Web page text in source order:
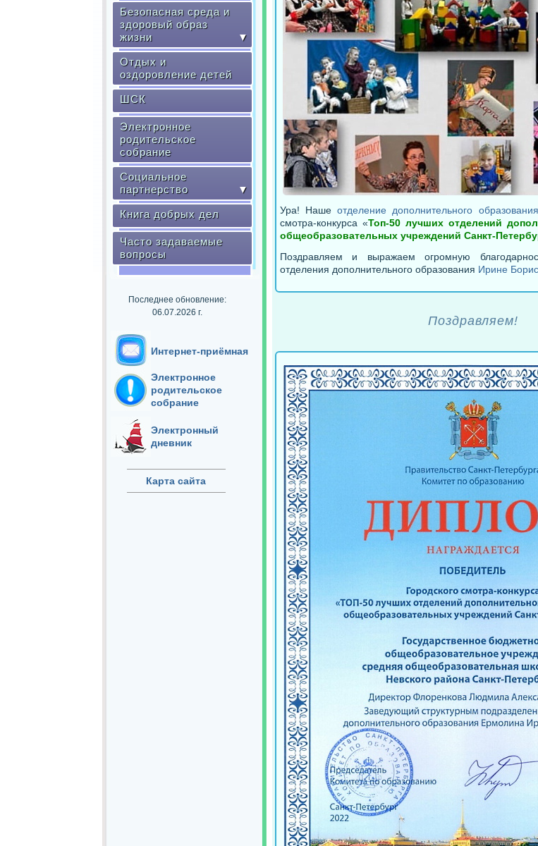
Безопасная среда и
здоровый образ
жизни
▼
Отдых и
оздоровление детей
ШСК
Электронное
родительское
собрание
Социальное
партнерство
▼
Книга добрых дел
Часто задаваемые
вопросы
Последнее обновление:
06.07.2026 г.
Интернет-приёмная
Электронное
родительское
собрание
Электронный
дневник
Карта сайта
Ура! Нашеотделение дополнительного образования
смотра-конкурса «Топ-50 лучших отделений
общеобразовательных учреждений Санкт-
Поздравляем и выражаем огромную
отделения дополнительного образования Ирине
Поздравляем!